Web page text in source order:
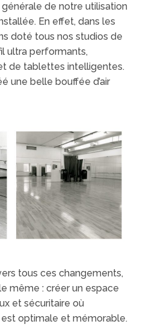
générale de notre utilisation
En effet, dans les
doté tous nos studios de
ultra performants,
de tablettes intelligentes.
une belle bouffée d’air
tous ces changements,
même : créer un espace
et sécuritaire où
est optimale et mémorable.